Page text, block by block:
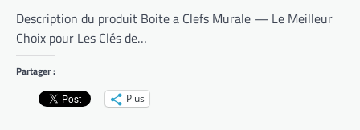
Description du produit Boite a Clefs Murale — Le Meilleur
Choix pour Les Clés de…
Partager :
Plus